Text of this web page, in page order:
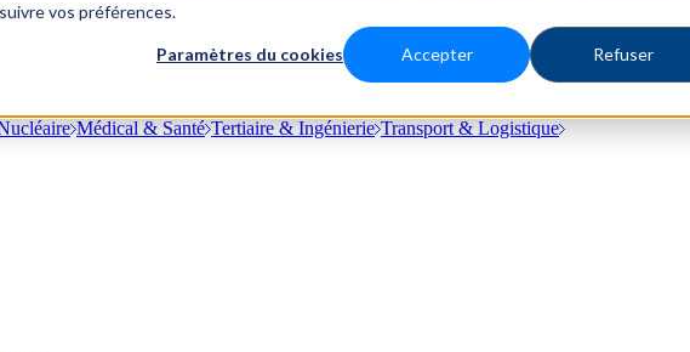
vos préférences.
Paramètres du cookies Accepter Refuser
Médical & Santé Tertiaire & Ingénierie Transport & Logistique